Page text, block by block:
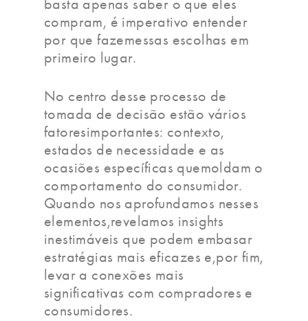
basta apenas saber o que eles
compram, é imperativo entender
por que fazemessas escolhas em
primeiro lugar.
No centro desse processo de
tomada de decisão estão vários
fatoresimportantes: contexto,
estados de necessidade e as
ocasiões específicas quemoldam o
comportamento do consumidor.
Quando nos aprofundamos nesses
elementos,revelamos insights
inestimáveis que podem embasar
estratégias mais eficazes e,por fim,
levar a conexões mais
significativas com compradores e
consumidores.